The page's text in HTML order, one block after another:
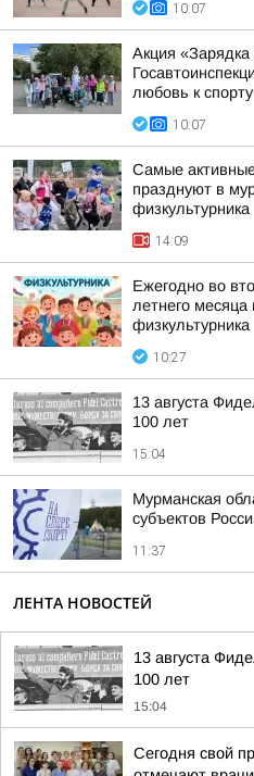
10:07
Акция
любовь к
10:07
Самые
празднуют в
физкультурника
14:09
Ежегодно во
летнего
физкультурника
10:27
13 августа
100 лет
15:04
Мурманская
субъектов
11:37
ЛЕНТА НОВОСТЕЙ
13 августа
100 лет
15:04
Сегодня свой